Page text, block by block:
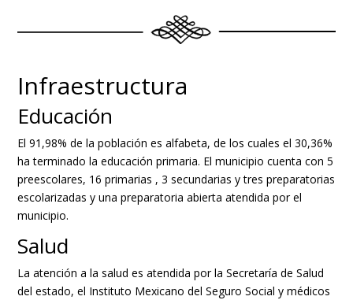
Infraestructura
Educación
El 91,98%​ de la población es alfabeta, de los cuales el 30,36%​
ha terminado la educación primaria. El municipio cuenta con 5
preescolares, 16 primarias , 3 secundarias y tres preparatorias
escolarizadas y una preparatoria abierta atendida por el
municipio.
Salud
La atención a la salud es atendida por la Secretaría de Salud
del estado, el Instituto Mexicano del Seguro Social y médicos